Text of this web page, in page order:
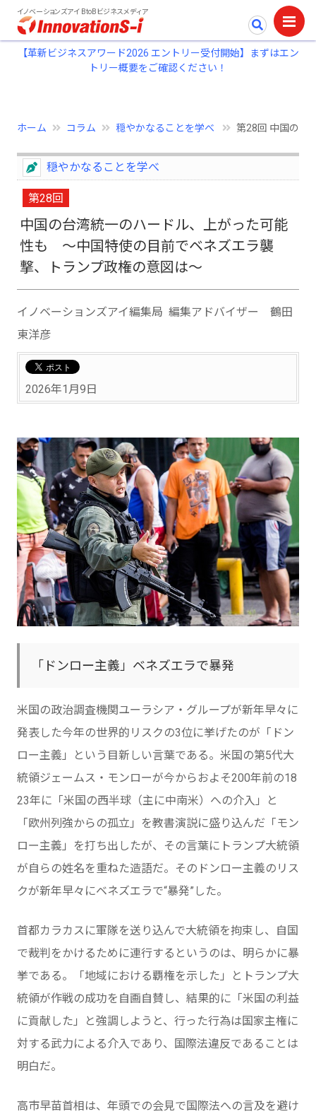
イノベーションズアイ BtoBビジネスメディア
【革新ビジネスアワード2026 エントリー受付開始】まずはエン
トリー概要をご確認ください！
ホーム コラム 穏やかなることを学べ 第28回 中国の台
穏やかなることを学べ
第28回
中国の台湾統一のハードル、上がった可能
性も ～中国特使の目前でベネズエラ襲
撃、トランプ政権の意図は～
イノベーションズアイ編集局 編集アドバイザー 鶴田
東洋彦
2026年1月9日
「ドンロー主義」ベネズエラで暴発
米国の政治調査機関ユーラシア・グループが新年早々に
発表した今年の世界的リスクの3位に挙げたのが「ドン
ロー主義」という目新しい言葉である。米国の第5代大
統領ジェームス・モンローが今からおよそ200年前の18
23年に「米国の西半球（主に中南米）への介入」と
「欧州列強からの孤立」を教書演説に盛り込んだ「モン
ロー主義」を打ち出したが、その言葉にトランプ大統領
が自らの姓名を重ねた造語だ。そのドンロー主義のリス
クが新年早々にベネズエラで“暴発”した。
首都カラカスに軍隊を送り込んで大統領を拘束し、自国
で裁判をかけるために連行するというのは、明らかに暴
挙である。「地域における覇権を示した」とトランプ大
統領が作戦の成功を自画自賛し、結果的に「米国の利益
に貢献した」と強調しようと、行った行為は国家主権に
対する武力による介入であり、国際法違反であることは
明白だ。
高市早苗首相は、年頭での会見で国際法への言及を避け